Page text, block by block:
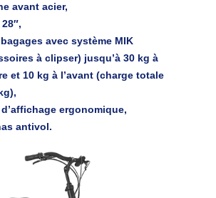
avant acier,
avec système MIK
à clipser) jusqu’à 30 kg à
et 10 kg à l’avant (charge totale
ergonomique,
antivol.